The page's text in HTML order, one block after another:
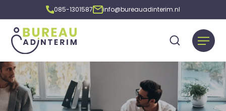
085-1301587 info@bureauadinterim.nl